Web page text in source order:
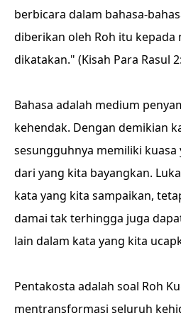
berbicara dalam bahasa-
diberikan oleh Roh itu kepada
dikatakan." (Kisah Para Rasul
Bahasa adalah medium
kehendak. Dengan demikian
sesungguhnya memiliki
dari yang kita bayangkan.
kata yang kita sampaikan,
damai tak terhingga juga
lain dalam kata yang kita
Pentakosta adalah soal Roh
mentransformasi seluruh